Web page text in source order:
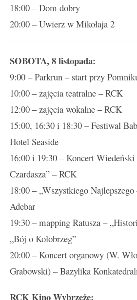
18:00 – Dom dobry
20:00 – Uwierz w Mikołaja 2
SOBOTA, 8 listopada:
9:00 – Parkrun – start przy
10:00 – zajęcia teatralne – RCK
12:00 – zajęcia wokalne – RCK
15:00, 16:30 i 18:30 – Festiwal
Hotel Seaside
16:00 i 19:30 – Koncert
Czardasza” – RCK
18:00 – „Wszystkiego
Adebar
19:30 – mapping Ratusza –
„Bój o Kołobrzeg”
20:00 – Koncert organowy (W.
Grabowski) – Bazylika
RCK Kino Wybrzeże: